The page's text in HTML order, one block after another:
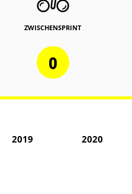
ZWISCHENSPRINT
0
2019 2020